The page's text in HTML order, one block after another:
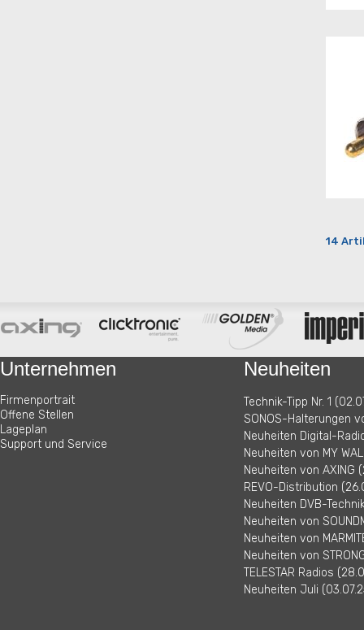
14
Unternehmen
Firmenportrait
Offene Stellen
Lageplan
Support und Service
Neuheiten
Technik-Tipp Nr. 1
SONOS-Halterungen
Neuheiten Digital-
Neuheiten von MY
Neuheiten von AXING
REVO-Distribution
Neuheiten DVB-
Neuheiten von
Neuheiten von
Neuheiten von
TELESTAR Radios
Neuheiten Juli